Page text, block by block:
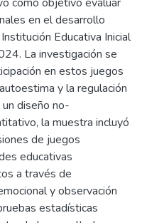
en el desarrollo
Educativa Inicial
La investigación se
en estos juegos
y la regulación
diseño no-
la muestra incluyó
de juegos
educativas
a través de
y observación
estadísticas